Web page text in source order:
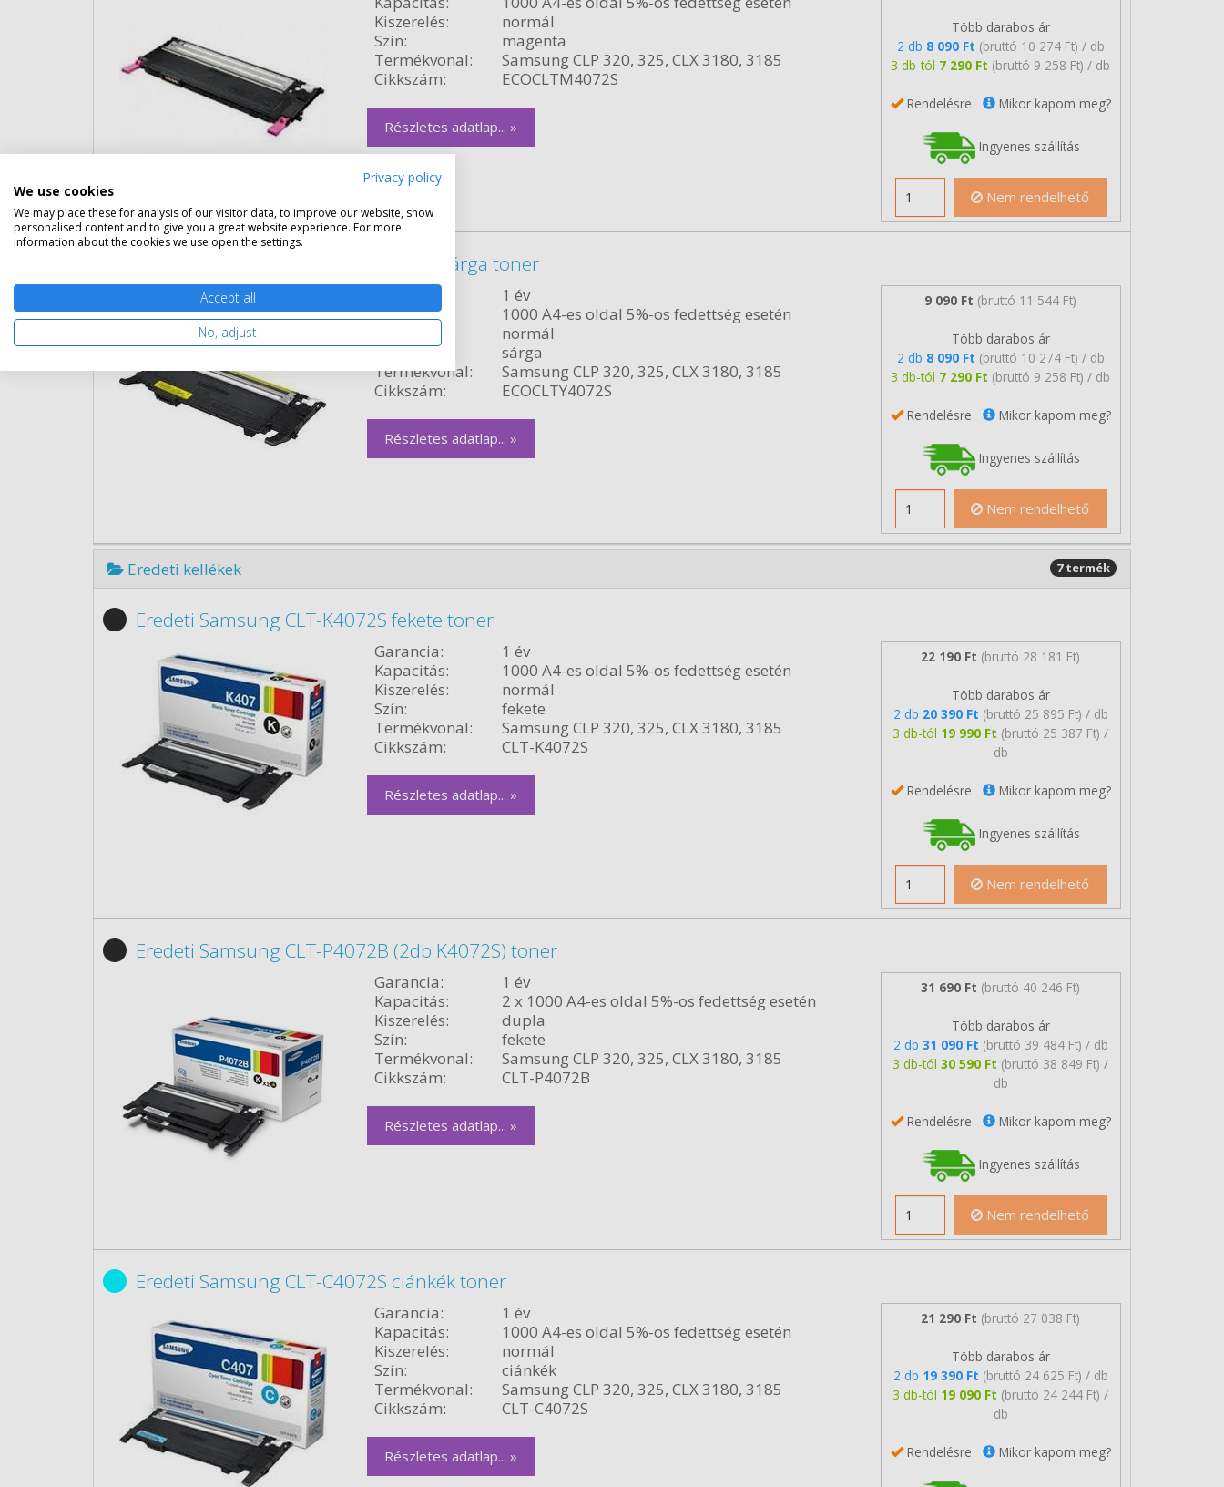
Kiszerelés:
normál
Szín:
magenta
Termékvonal:
Samsung CLP 320, 325, CLX 3180, 3185
Cikkszám:
ECOCLTM4072S
Részletes adatlap... »
Több darabos ár
2 db 8 090 Ft (bruttó 10 274 Ft) / db
3 db-tól 7 290 Ft (bruttó 9 258 Ft) / db
Rendelésre Mikor kapom meg?
Ingyenes szállítás
Nem rendelhető
Utángyártott Samsung CLT-Y4072S sárga toner
Garancia:
1 év
Kapacitás:
1000 A4-es oldal 5%-os fedettség esetén
normál
Szín:
sárga
Termékvonal:
Samsung CLP 320, 325, CLX 3180, 3185
Cikkszám:
ECOCLTY4072S
Részletes adatlap... »
9 090 Ft (bruttó 11 544 Ft)
Több darabos ár
2 db 8 090 Ft (bruttó 10 274 Ft) / db
3 db-tól 7 290 Ft (bruttó 9 258 Ft) / db
Rendelésre Mikor kapom meg?
Ingyenes szállítás
Nem rendelhető
Eredeti kellékek 7 termék
Eredeti Samsung CLT-K4072S fekete toner
Garancia:
1 év
Kapacitás:
1000 A4-es oldal 5%-os fedettség esetén
Kiszerelés:
normál
Szín:
fekete
Termékvonal:
Samsung CLP 320, 325, CLX 3180, 3185
Cikkszám:
CLT-K4072S
Részletes adatlap... »
22 190 Ft (bruttó 28 181 Ft)
Több darabos ár
2 db 20 390 Ft (bruttó 25 895 Ft) / db
3 db-tól 19 990 Ft (bruttó 25 387 Ft) /
db
Rendelésre Mikor kapom meg?
Ingyenes szállítás
Nem rendelhető
Eredeti Samsung CLT-P4072B (2db K4072S) toner
Garancia:
1 év
Kapacitás:
2 x 1000 A4-es oldal 5%-os fedettség esetén
Kiszerelés:
dupla
Szín:
fekete
Termékvonal:
Samsung CLP 320, 325, CLX 3180, 3185
Cikkszám:
CLT-P4072B
Részletes adatlap... »
31 690 Ft (bruttó 40 246 Ft)
Több darabos ár
2 db 31 090 Ft (bruttó 39 484 Ft) / db
3 db-tól30 590 Ft (bruttó 38 849 Ft) /
db
Rendelésre Mikor kapom meg?
Ingyenes szállítás
Nem rendelhető
Eredeti Samsung CLT-C4072S ciánkék toner
Garancia:
1 év
Kapacitás:
1000 A4-es oldal 5%-os fedettség esetén
Kiszerelés:
normál
Szín:
ciánkék
Termékvonal:
Samsung CLP 320, 325, CLX 3180, 3185
Cikkszám:
CLT-C4072S
Részletes adatlap... »
21 290 Ft (bruttó 27 038 Ft)
Több darabos ár
2 db 19 390 Ft (bruttó 24 625 Ft) / db
3 db-tól 19 090 Ft (bruttó 24 244 Ft) /
db
Rendelésre Mikor kapom meg?
Privacy policy
We use cookies
We may place these for analysis of our visitor data, to improve our website, show
personalised content and to give you a great website experience. For more
information about the cookies we use open the settings.
Accept all
No, adjust